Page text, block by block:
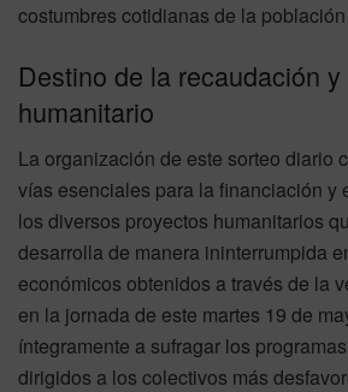
costumbres cotidianas de la
Destino de la recaudación
humanitario
La organización de este sorteo diario
vías esenciales para la financiación y
los diversos proyectos humanitarios
desarrolla de manera ininterrumpida
económicos obtenidos a través de la
en la jornada de este martes 19 de
íntegramente a sufragar los
dirigidos a los colectivos más